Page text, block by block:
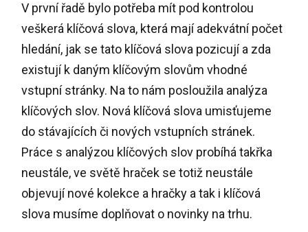
V první řadě bylo potřeba mít pod kontrolou
veškerá klíčová slova, která mají adekvátní počet
hledání, jak se tato klíčová slova pozicují a zda
existují k daným klíčovým slovům vhodné
vstupní stránky. Na to nám posloužila analýza
klíčových slov. Nová klíčová slova umisťujeme
do stávajících či nových vstupních stránek.
Práce s analýzou klíčových slov probíhá takřka
neustále, ve světě hraček se totiž neustále
objevují nové kolekce a hračky a tak i klíčová
slova musíme doplňovat o novinky na trhu.